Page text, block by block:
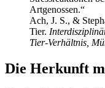
Artgenossen.“
Ach, J. S., &
Tier.
Tier-Verhältnis,
Die Herkunft